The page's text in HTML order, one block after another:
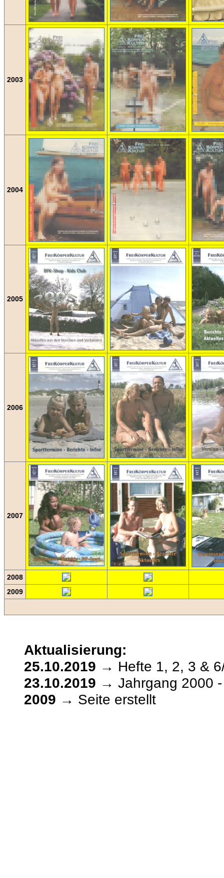
2003
2004
2005
2006
2007
2008
2009
Aktualisierung:
25.10.2019 → Hefte 1, 2, 3 &
23.10.2019 → Jahrgang 2000
2009 → Seite erstellt